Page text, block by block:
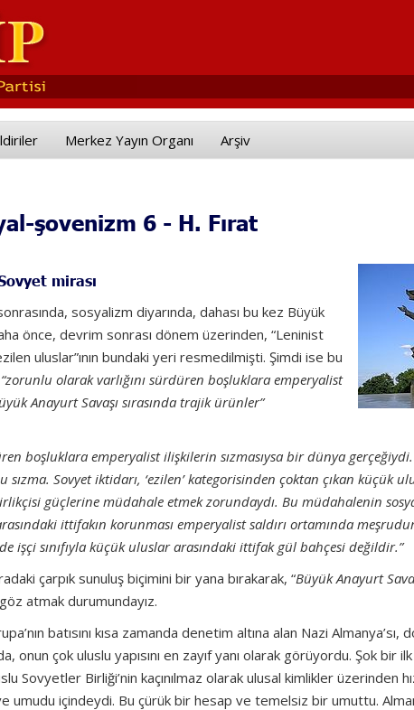
Merkez Yayın Organı Arşiv
şovenizm 6 - H. Fırat
mirası
sosyalizm diyarında, dahası bu kez Büyük
önce, devrim sonrası dönem üzerinden, “Leninist
uluslar”ının bundaki yeri resmedilmişti. Şimdi ise bu
“zorunlu olarak varlığını sürdüren boşluklara emperyalist
Anayurt Savaşı sırasında trajik ürünler”
boşluklara emperyalist ilişkilerin sızmasıysa bir dünya
Sovyet iktidarı, ‘ezilen’ kategorisinden çoktan çıkan küçük
güçlerine müdahale etmek zorundaydı. Bu müdahalenin
ittifakın korunması emperyalist saldırı ortamında
işçi sınıfıyla küçük uluslar arasındaki ittifak gül bahçesi değildir.”
çarpık sunuluş biçimini bir yana bırakarak, “Büyük Anayurt
atmak durumundayız.
batısını kısa zamanda denetim altına alan Nazi
onun çok uluslu yapısını en zayıf yanı olarak görüyordu. Şok bir
Sovyetler Birliği’nin kaçınılmaz olarak ulusal kimlikler üzerinden
umudu içindeydi. Bu çürük bir hesap ve temelsiz bir umuttu.